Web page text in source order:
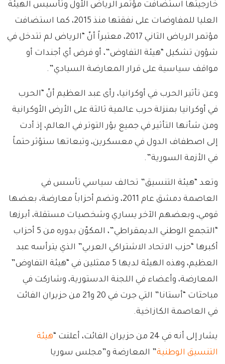
خارجيتها استضافت مؤتمر الرياض الأول وتأسيس الهيئة
العليا للمفاوضات على نفقتها منذ 2015، كما استضافت
مؤتمر الرياض الثاني 2017، معتبراً أنّ “الرياض لم تتدخل في
شؤون تشكيل “هيئة التفاوض”، أو فرض أي أجندات أو
مواقف سياسية على قرار المعارضة السيادي”.
وعن تأثير الحرب في أوكرانيا، رأى عبد العظيم أنّ “الحرب
في أوكرانيا بمنزلة حرب عالمية ثالثة على الأرض الأوكرانية
ومن شأنها التأثير في جميع بؤر التوتر في العالم، إذ أدت
إلى اصطفاف الدول في معسكرين، وتبعاتها ستؤثر حتماً
في الأزمة السورية”.
وتعد “هيئة التنسيق” تحالف سياسي تأسس في
العاصمة دمشق عام 2011، وتضم أحزاباً معارضة، بعضها
قومي، وبعضهم الآخر يساري وشخصيات مستقلة، أبرزها
“التجمع الوطني الديمقراطي”، المكوّن بدوره من 5 أحزاب
أكبرها “حزب الاتحاد الاشتراكي العربي” الذي يترأسه عبد
العظيم، وهذه الهيئة لديها 5 ممثلين في “هيئة التفاوض”
المعارضة، وأعضاء في اللجنة الدستورية، وشاركت في
مباحثات “أستانا” التي جرت في 20 و21 من حزيران الفائت
في العاصمة الكازاخية.
يشار إلى أنه في 24 من حزيران الفائت، أعلنت “
هيئة
التنسيق الوطنية” المعارضة و”مجلس سوريا